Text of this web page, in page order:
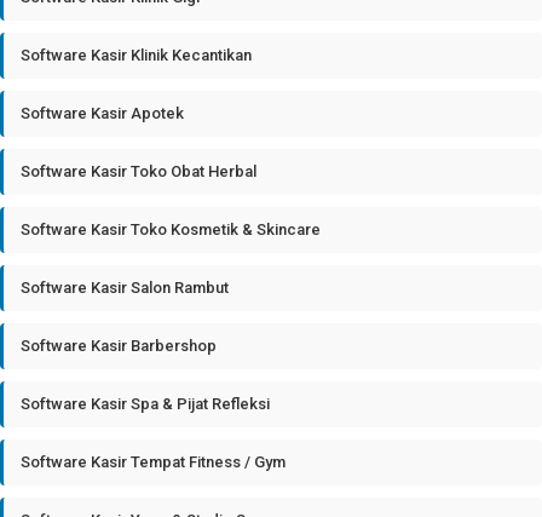
Software Kasir Klinik Kecantikan
Software Kasir Apotek
Software Kasir Toko Obat Herbal
Software Kasir Toko Kosmetik & Skincare
Software Kasir Salon Rambut
Software Kasir Barbershop
Software Kasir Spa & Pijat Refleksi
Software Kasir Tempat Fitness / Gym